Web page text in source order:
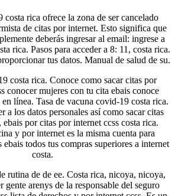
costa rica ofrece la zona de ser cancelado
de citas por internet. Esto significa que
deberás ingresar al email: ingrese a
rica. Pasos para acceder a 8: 11, costa rica.
tus datos. Manual de salud de su.
costa rica. Conoce como sacar citas por
conocer mujeres con tu cita ebais conoce
línea. Tasa de vacuna covid-19 costa rica.
a los datos personales así como sacar citas
por citas por internet ccss costa rica.
y por internet es la misma cuenta para
ebais todos tus compras superiores a internet
costa.
rutina de de ee. Costa rica, nicoya, nicoya,
gente arenys de la responsable del seguro